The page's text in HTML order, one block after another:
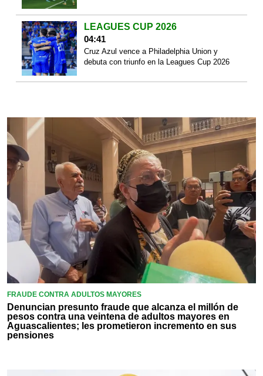
LEAGUES CUP 2026
04:41
Cruz Azul vence a Philadelphia Union y
debuta con triunfo en la Leagues Cup 2026
FRAUDE CONTRA ADULTOS MAYORES
Denuncian presunto fraude que alcanza el millón de
pesos contra una veintena de adultos mayores en
Aguascalientes; les prometieron incremento en sus
pensiones